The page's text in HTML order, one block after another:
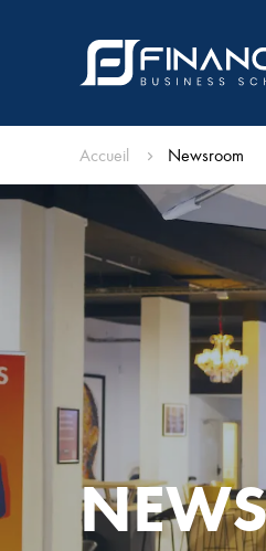
Accueil Newsroom